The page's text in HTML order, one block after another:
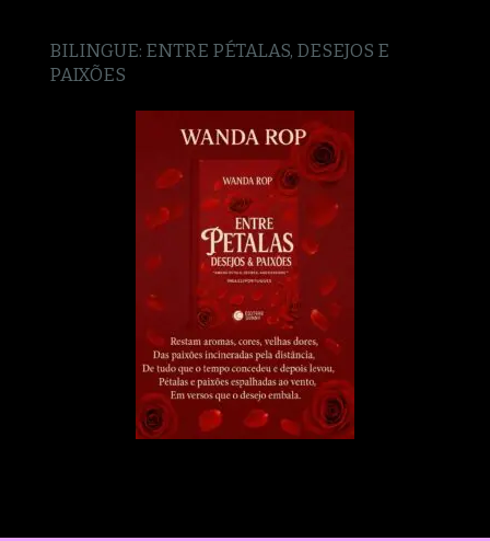
BILINGUE: ENTRE PÉTALAS, DESEJOS E
PAIXÕES